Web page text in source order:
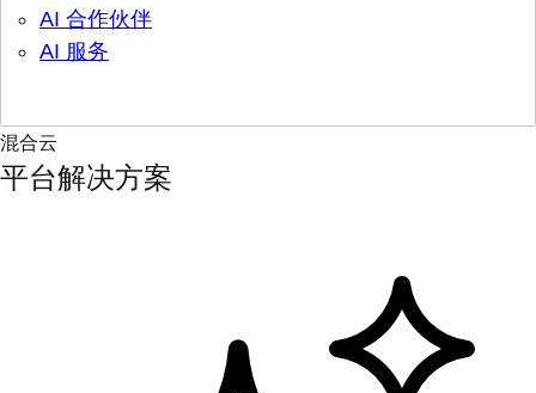
AI 合作伙伴
AI 服务
混合云
平台解决方案